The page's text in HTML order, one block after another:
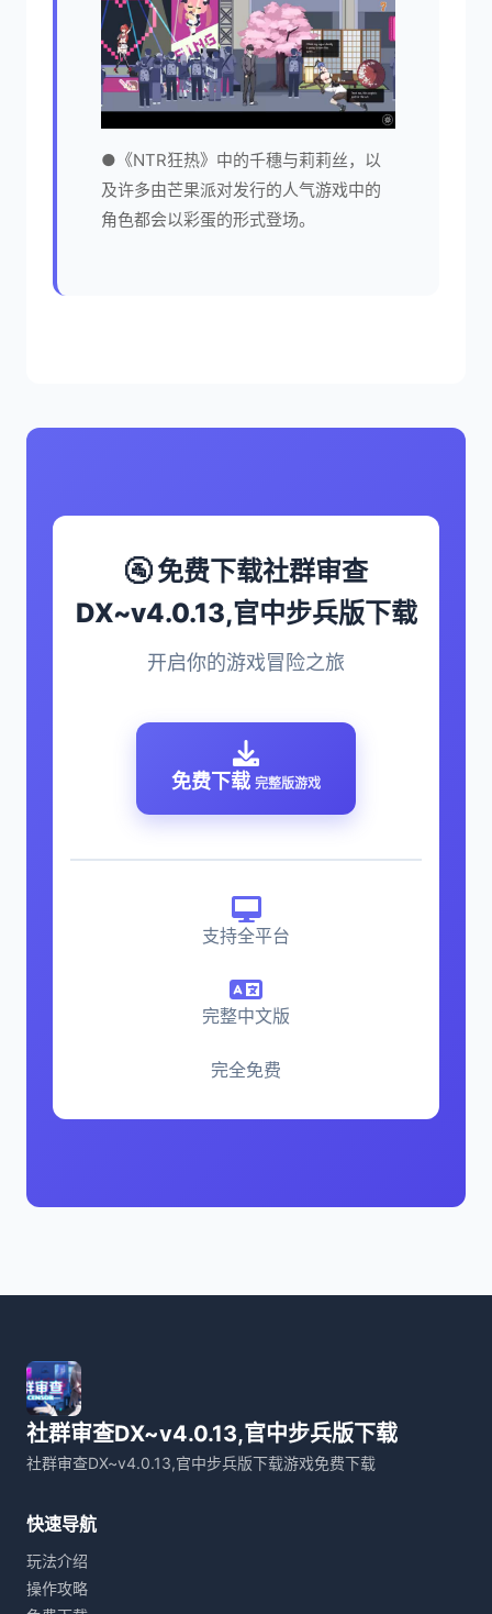
●《NTR狂热》中的千穗与莉莉丝，以
及许多由芒果派对发行的人气游戏中的
角色都会以彩蛋的形式登场。
🚰 免费下载社群审查
DX~v4.0.13,官中步兵版下载
开启你的游戏冒险之旅
免费下载 完整版游戏
支持全平台
完整中文版
完全免费
社群审查DX~v4.0.13,官中步兵版下载
社群审查DX~v4.0.13,官中步兵版下载游戏免费下载
快速导航
玩法介绍
操作攻略